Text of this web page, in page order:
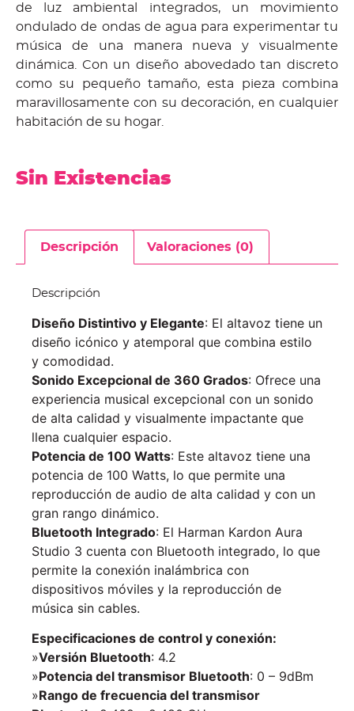
de luz ambiental integrados, un movimiento
ondulado de ondas de agua para experimentar tu
música de una manera nueva y visualmente
dinámica. Con un diseño abovedado tan discreto
como su pequeño tamaño, esta pieza combina
maravillosamente con su decoración, en cualquier
habitación de su hogar.
Sin Existencias
Descripción Valoraciones (0)
Descripción
Diseño Distintivo y Elegante: El altavoz tiene un
diseño icónico y atemporal que combina estilo
y comodidad.
Sonido Excepcional de 360 Grados: Ofrece una
experiencia musical excepcional con un sonido
de alta calidad y visualmente impactante que
llena cualquier espacio.
Potencia de 100 Watts: Este altavoz tiene una
potencia de 100 Watts, lo que permite una
reproducción de audio de alta calidad y con un
gran rango dinámico.
Bluetooth Integrado: El Harman Kardon Aura
Studio 3 cuenta con Bluetooth integrado, lo que
permite la conexión inalámbrica con
dispositivos móviles y la reproducción de
música sin cables.
Especificaciones de control y conexión:
»Versión Bluetooth: 4.2
»Potencia del transmisor Bluetooth: 0 – 9dBm
»Rango de frecuencia del transmisor